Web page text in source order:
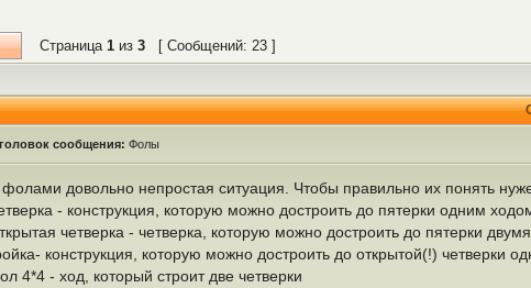
Страница 1 из 3 [ Сообщений: 23 ]
сообщения: Фолы
довольно непростая ситуация. Чтобы правильно их понять
- конструкция, которую можно достроить до пятерки одним
четверка - четверка, которую можно достроить до пятерки
конструкция, которую можно достроить до открытой(!) четверки
4*4 - ход, который строит две четверки